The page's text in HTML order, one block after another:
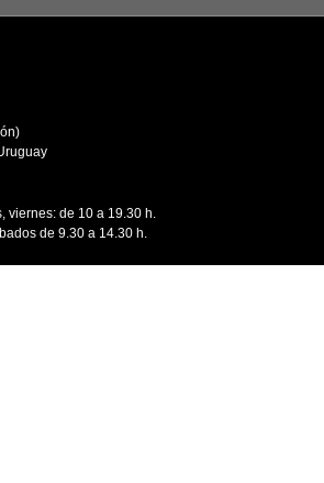
viernes: de 10 a 19.30 h.
de 9.30 a 14.30 h.